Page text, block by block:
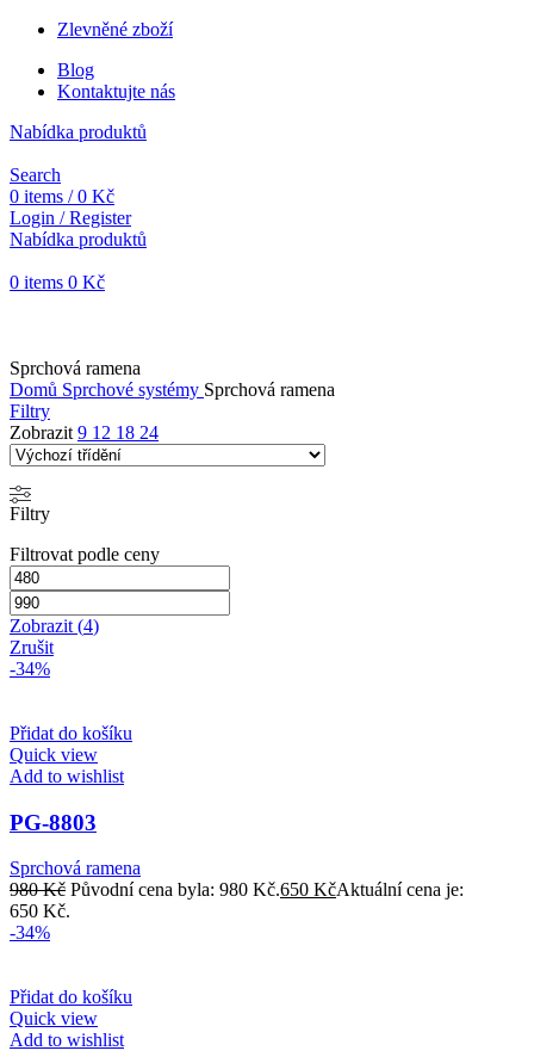
Zlevněné zboží
Blog
Kontaktujte nás
Nabídka produktů
Search
0 items / 0 Kč
Login / Register
Nabídka produktů
0 items 0 Kč
Sprchová ramena
Domů Sprchové systémy Sprchová ramena
Filtry
Zobrazit 9 12 18 24
Filtry
Filtrovat podle ceny
Zobrazit (4)
Zrušit
-34%
Přidat do košíku
Quick view
Add to wishlist
PG-8803
Sprchová ramena
980Kč Původní cena byla: 980 Kč.650 KčAktuální cena je:
650 Kč.
-34%
Přidat do košíku
Quick view
Add to wishlist